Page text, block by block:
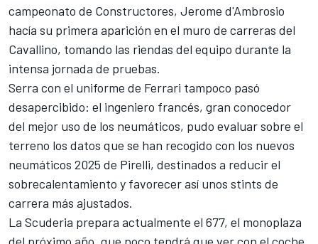
campeonato de Constructores, Jerome d'Ambrosio
hacía su primera aparición en el muro de carreras del
Cavallino, tomando las riendas del equipo durante la
intensa jornada de pruebas.
Serra con el uniforme de Ferrari tampoco pasó
desapercibido: el ingeniero francés, gran conocedor
del mejor uso de los neumáticos, pudo evaluar sobre el
terreno los datos que se han recogido con los nuevos
neumáticos 2025 de Pirelli, destinados a reducir el
sobrecalentamiento y favorecer así unos stints de
carrera más ajustados.
La Scuderia prepara actualmente el 677, el monoplaza